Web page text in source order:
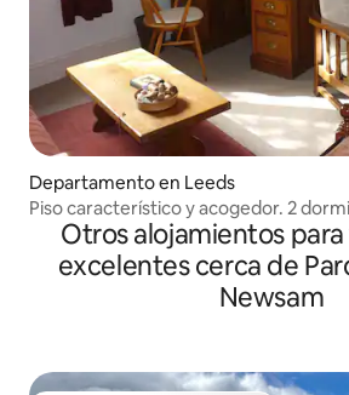
Departamento en Leeds
Piso característico y acogedor. 2
Otros alojamientos
excelentes cerca de
Newsam